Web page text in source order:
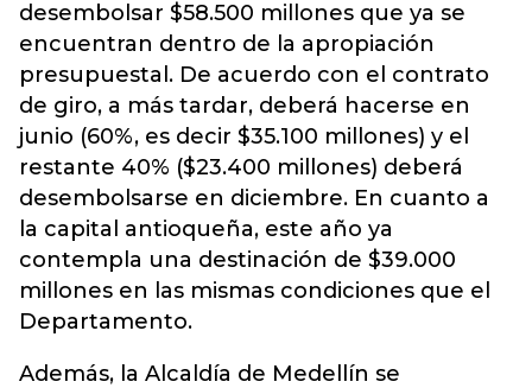
desembolsar $58.500 millones que ya se
encuentran dentro de la apropiación
presupuestal. De acuerdo con el contrato
de giro, a más tardar, deberá hacerse en
junio (60%, es decir $35.100 millones) y el
restante 40% ($23.400 millones) deberá
desembolsarse en diciembre. En cuanto a
la capital antioqueña, este año ya
contempla una destinación de $39.000
millones en las mismas condiciones que el
Departamento.
Además, la Alcaldía de Medellín se